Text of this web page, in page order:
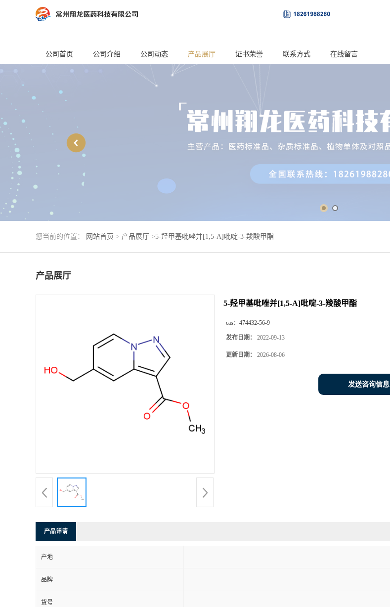
公司首页 公司介绍 公司动态 产品展厅 证书荣誉 联系方式 在线留言
您当前的位置： 网站首页 > 产品展厅 >5-羟甲基吡唑并[1,5-A]吡啶-3-羧酸甲酯
产品展厅
5-羟甲基吡唑并[1,5-A]吡啶-3-羧酸甲酯
cas： 474432-56-9
发布日期： 2022-09-13
更新日期： 2026-08-06
发送咨询信息
产品详请
产地
品牌
货号